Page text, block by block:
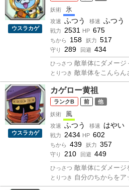
ウスラカゲ
妖術 氷
攻速 ふつう 移速 ふつう
戦力 2531 HP 675
ちから 158 妖力 517
守り 289 回避 434
ひっさつ 敵単体にダメージ
とりつき 敵単体をこんらん
ウスラカゲ
カゲロー黄祖
B 前 他
妖術 風
攻速 ふつう 移速 はやい
戦力 2434 HP 602
ちから 439 妖力 357
守り 210 回避 449
ひっさつ 敵単体にダメージ
とりつき 自分のちからをア